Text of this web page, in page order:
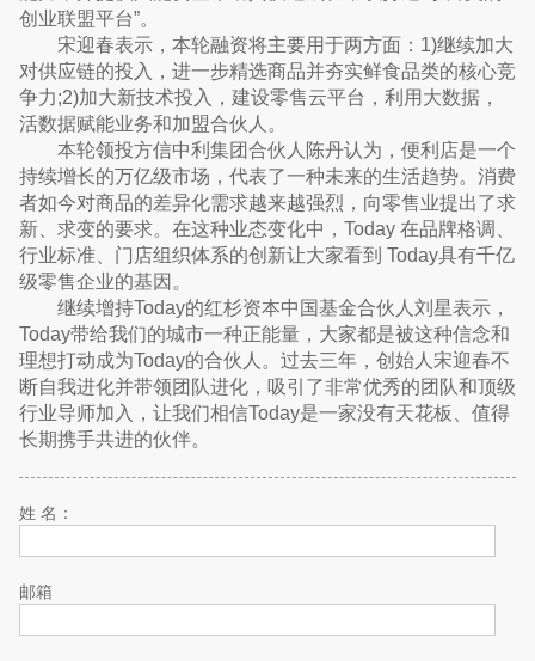
创业联盟平台”。
宋迎春表示，本轮融资将主要用于两方面：1)继续加大
对供应链的投入，进一步精选商品并夯实鲜食品类的核心竞
争力;2)加大新技术投入，建设零售云平台，利用大数据，
活数据赋能业务和加盟合伙人。
本轮领投方信中利集团合伙人陈丹认为，便利店是一个
持续增长的万亿级市场，代表了一种未来的生活趋势。消费
者如今对商品的差异化需求越来越强烈，向零售业提出了求
新、求变的要求。在这种业态变化中，Today 在品牌格调、
行业标准、门店组织体系的创新让大家看到 Today具有千亿
级零售企业的基因。
继续增持Today的红杉资本中国基金合伙人刘星表示，
Today带给我们的城市一种正能量，大家都是被这种信念和
理想打动成为Today的合伙人。过去三年，创始人宋迎春不
断自我进化并带领团队进化，吸引了非常优秀的团队和顶级
行业导师加入，让我们相信Today是一家没有天花板、值得
长期携手共进的伙伴。
姓 名：
邮箱